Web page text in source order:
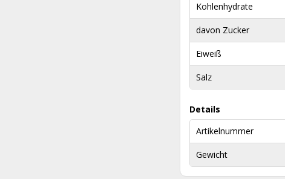
Kohlenhydrate
davon Zucker
Eiweiß
Salz
Details
Artikelnummer
Gewicht